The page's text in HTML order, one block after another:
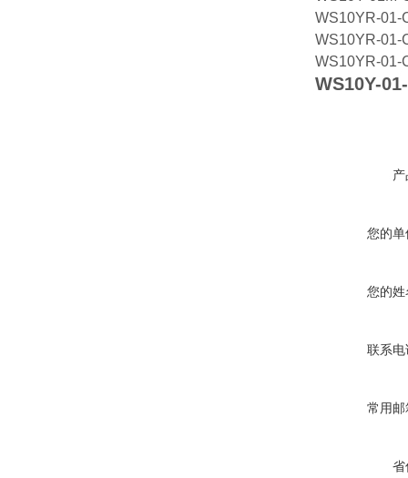
WS10YR-01-
WS10YR-01-
WS10YR-01-
WS10Y-
您的
您的
联系
常用
省